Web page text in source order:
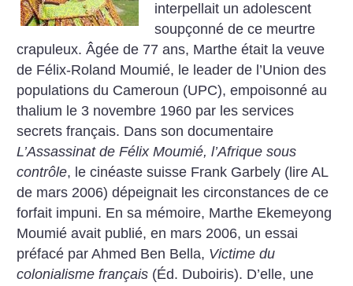
interpellait un adolescent
soupçonné de ce meurtre
crapuleux. Âgée de 77 ans, Marthe était la veuve
de Félix-Roland Moumié, le leader de l’Union des
populations du Cameroun (UPC), empoisonné au
thalium le 3 novembre 1960 par les services
secrets français. Dans son documentaire
L’Assassinat de Félix Moumié, l’Afrique sous
contrôle, le cinéaste suisse Frank Garbely (lire AL
de mars 2006) dépeignait les circonstances de ce
forfait impuni. En sa mémoire, Marthe Ekemeyong
Moumié avait publié, en mars 2006, un essai
préfacé par Ahmed Ben Bella, Victime du
colonialisme français (Éd. Duboiris). D’elle, une